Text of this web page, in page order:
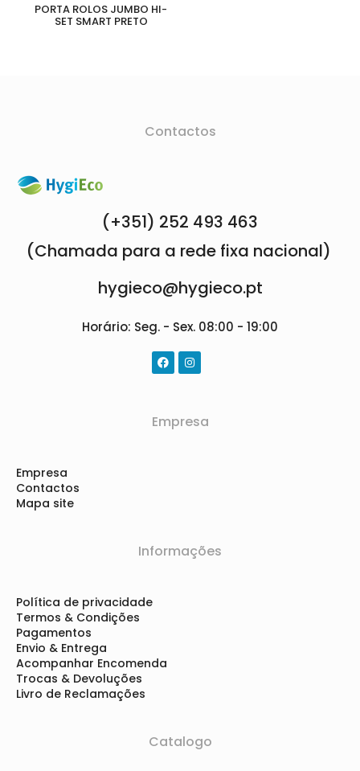
PORTA ROLOS JUMBO HI-
SET SMART PRETO
Contactos
(+351) 252 493 463
(Chamada para a rede fixa nacional)
hygieco@hygieco.pt
Horário: Seg. - Sex. 08:00 - 19:00
Empresa
Empresa
Contactos
Mapa site
Informações
Política de privacidade
Termos & Condições
Pagamentos
Envio & Entrega
Acompanhar Encomenda
Trocas & Devoluções
Livro de Reclamações
Catalogo